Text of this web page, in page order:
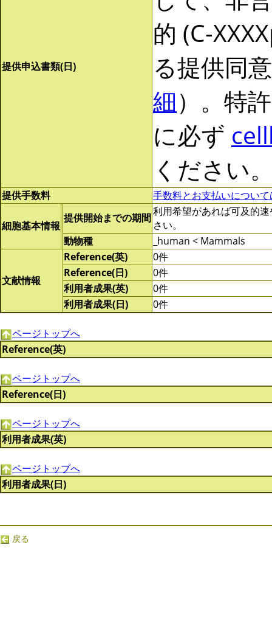
提供申込書類(日)
的 (C-
る提供同
細）。特
に必ず
ください
提供手数料 手数料とお支払いについ
細胞基本情報
提供開始までの期間利用希望があれば可及的
さい。
動物種
_human < Mammals
文献情報
Reference(英)
0件
Reference(日)
0件
利用者成果(英)
0件
利用者成果(日)
0件
ページトップへ
Reference(英)
ページトップへ
Reference(日)
ページトップへ
利用者成果(英)
ページトップへ
利用者成果(日)
戻る